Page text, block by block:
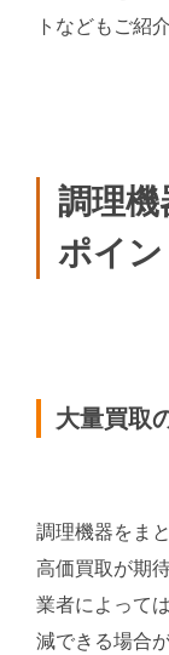
トなどもご紹
調理機
ポイ
大量買取
調理機器をま
高価買取が期
業者によって
減できる場合